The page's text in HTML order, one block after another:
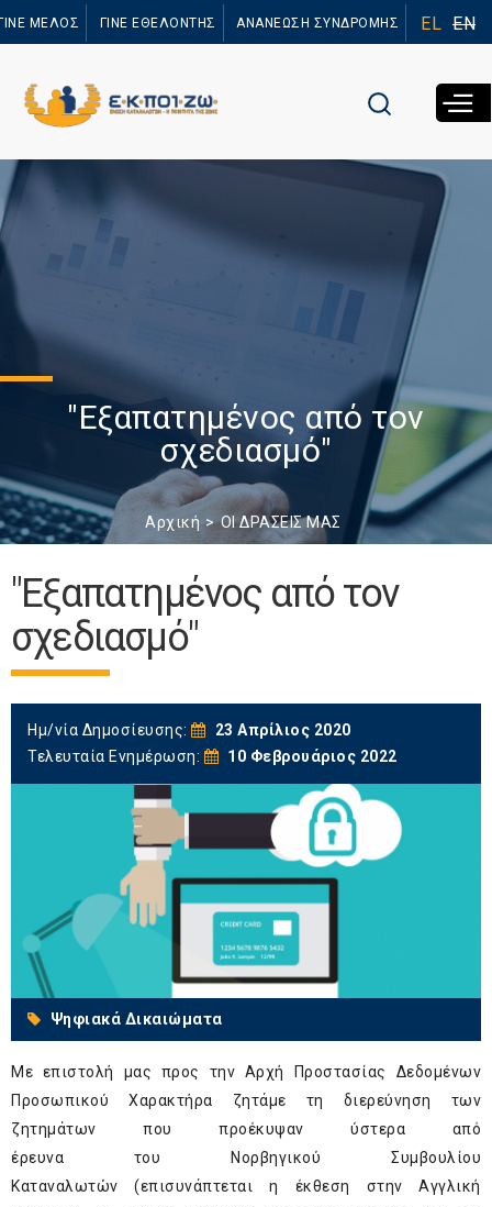
προς το
ΜΕΛΟΣ ΓΙΝΕ ΕΘΕΛΟΝΤΗΣ ΑΝΑΝΕΩΣΗ ΣΥΝΔΡΟΜΗΣ EL EN
"Εξαπατημένος από τον
σχεδιασμό"
Αρχική ΟΙ ΔΡΑΣΕΙΣ ΜΑΣ
"Εξαπατημένος από τον
σχεδιασμό"
Ημ/νία Δημοσίευσης:
23 Απρίλιος 2020
Τελευταία Ενημέρωση:
10 Φεβρουάριος 2022
Ψηφιακά Δικαιώματα
Με επιστολή μας προς την Αρχή Προστασίας Δεδομένων
Προσωπικού Χαρακτήρα ζητάμε τη διερεύνηση των
ζητημάτων που προέκυψαν ύστερα από
έρευνα του
Νορβηγικού Συμβουλίου
Καταναλωτών (επισυνάπτεται η έκθεση στην Αγγλική